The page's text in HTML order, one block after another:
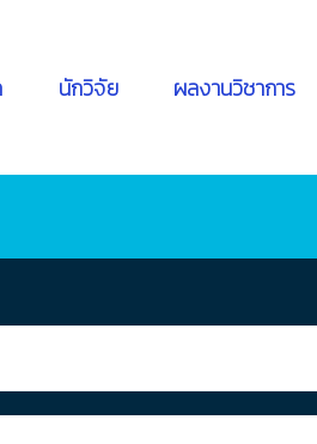
นักวิจัย ผลงานวิชาการ